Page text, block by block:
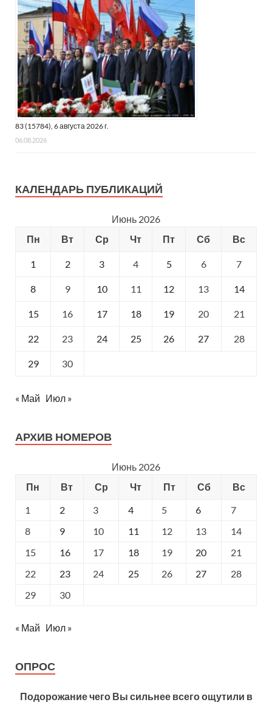
83 (15784), 6 августа 2026 г.
06.08.2026
КАЛЕНДАРЬ ПУБЛИКАЦИЙ
Июнь 2026
Пн
Вт Ср Чт Пт Сб Вс
1 2 3 4 5 6 7
8 9 10 11 12 13 14
15 16 17 18 19 20 21
22 23 24 25 26 27 28
29 30
« Май Июл »
АРХИВ НОМЕРОВ
Июнь 2026
Пн
Вт Ср Чт Пт Сб
Вс
1
2 3 4 5 6
7
8
9 10 11 12 13
14
15
16 17 18 19 20
21
22
23 24 25 26 27
28
29
30
« Май Июл »
ОПРОС
Подорожание чего Вы сильнее всего ощутили в